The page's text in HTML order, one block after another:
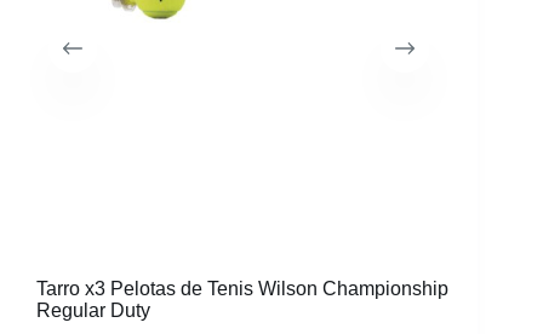
Tarro x3 Pelotas de Tenis Wilson Championship
Regular Duty